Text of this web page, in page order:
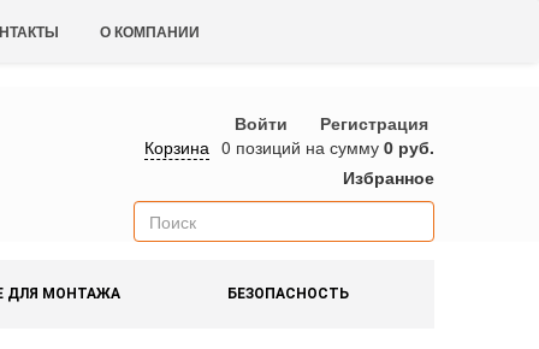
О КОМПАНИИ
Войти
Регистрация
Корзина 0 позиций на сумму 0 руб.
Избранное
ДЛЯ МОНТАЖА БЕЗОПАСНОСТЬ